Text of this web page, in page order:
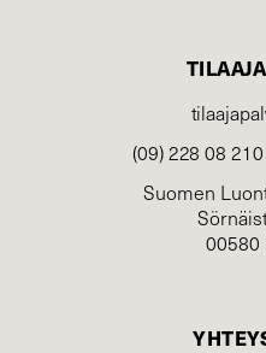
(09) 228 08
Suomen
00580